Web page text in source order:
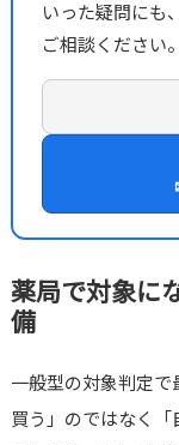
いった疑問にも
ご相談ください。
薬局で対象に
備
一般型の対象判定
買う」のではなく